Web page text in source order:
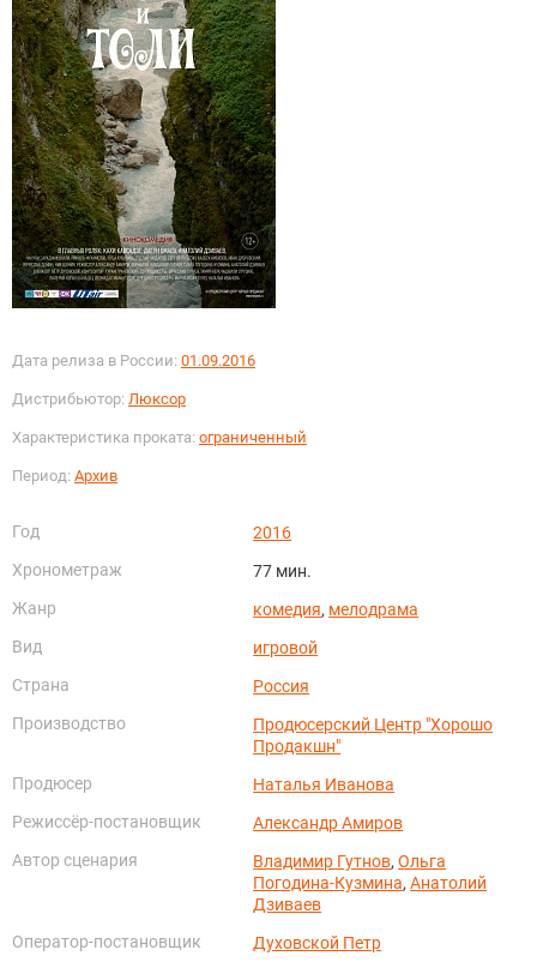
Дата релиза в России: 01.09.2016
Дистрибьютор: Люксор
Характеристика проката: ограниченный
Период: Архив
Год
2016
Хронометраж
77 мин.
Жанр
комедия, мелодрама
Вид
игровой
Страна
Россия
Производство
Продюсерский Центр "Хорошо
Продакшн"
Продюсер
Наталья Иванова
Режиссёр-постановщик
Александр Амиров
Автор сценария
Владимир Гутнов,Ольга
Погодина-Кузмина,Анатолий
Дзиваев
Оператор-постановщик
Духовской Петр